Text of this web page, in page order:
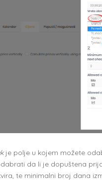
je polje u kojem možete
da li je dopuštena
te minimalni broj dana